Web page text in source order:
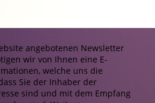
angebotenen Newsletter
wir von Ihnen eine E-
welche uns die
Sie der Inhaber der
sind und mit dem Empfang